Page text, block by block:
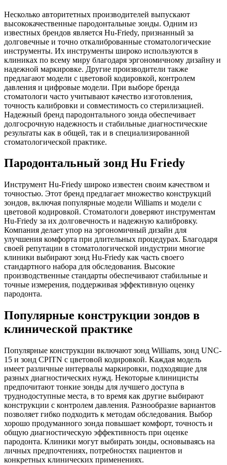
Несколько авторитетных производителей выпускают
высококачественные пародонтальные зонды. Одним из
известных брендов является Hu-Friedy, признанный за
долговечные и точно откалиброванные стоматологические
инструменты. Их инструменты широко используются в
клиниках по всему миру благодаря эргономичному дизайну и
надежной маркировке. Другие производители также
предлагают модели с цветовой кодировкой, контролем
давления и цифровые модели. При выборе бренда
стоматологи часто учитывают качество изготовления,
точность калибровки и совместимость со стерилизацией.
Надежный бренд пародонтального зонда обеспечивает
долгосрочную надежность и стабильные диагностические
результаты как в общей, так и в специализированной
стоматологической практике.
Пародонтальный зонд Hu Friedy
Инструмент Hu-Friedy широко известен своим качеством и
точностью. Этот бренд предлагает множество конструкций
зондов, включая популярные модели Williams и модели с
цветовой кодировкой. Стоматологи доверяют инструментам
Hu-Friedy за их долговечность и надежную калибровку.
Компания делает упор на эргономичный дизайн для
улучшения комфорта при длительных процедурах. Благодаря
своей репутации в стоматологической индустрии многие
клиники выбирают зонд Hu-Friedy как часть своего
стандартного набора для обследования. Высокие
производственные стандарты обеспечивают стабильные и
точные измерения, поддерживая эффективную оценку
пародонта.
Популярные конструкции зондов в
клинической практике
Популярные конструкции включают зонд Williams, зонд UNC-
15 и зонд CPITN с цветовой кодировкой. Каждая модель
имеет различные интервалы маркировки, подходящие для
разных диагностических нужд. Некоторые клиницисты
предпочитают тонкие зонды для лучшего доступа в
труднодоступные места, в то время как другие выбирают
конструкции с контролем давления. Разнообразие вариантов
позволяет гибко подходить к методам обследования. Выбор
хорошо продуманного зонда повышает комфорт, точность и
общую диагностическую эффективность при оценке
пародонта. Клиники могут выбирать зонды, основываясь на
личных предпочтениях, потребностях пациентов и
конкретных клинических применениях.